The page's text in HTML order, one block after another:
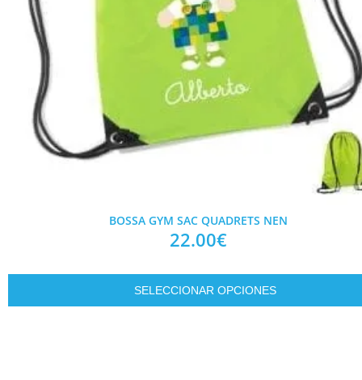
BOSSA GYM SAC QUADRETS NEN
22.00€
SELECCIONAR OPCIONES